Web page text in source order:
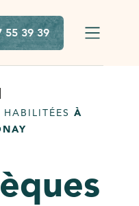
55 39 39
HABILITÉES À